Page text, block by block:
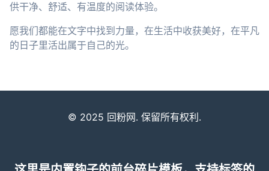
供干净、舒适、有温度的阅读体验。
愿我们都能在文字中找到力量，在生活中收获美好，在平凡
的日子里活出属于自己的光。
© 2025 回粉网. 保留所有权利.